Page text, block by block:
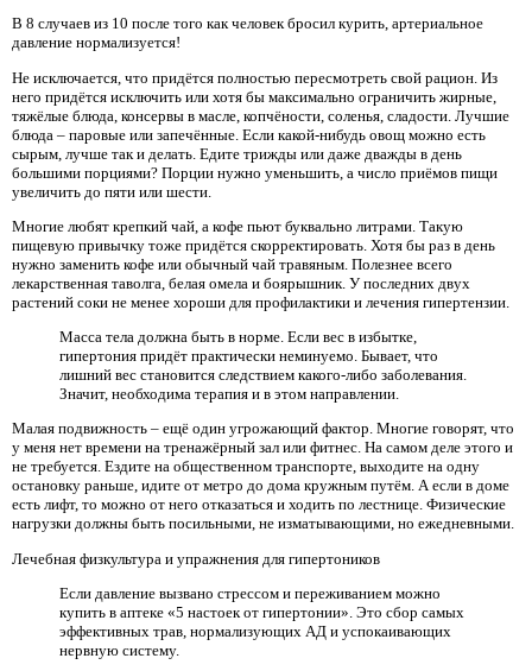
В 8 случаев из 10 после того как человек бросил курить, артериальное
давление нормализуется!
Не исключается, что придётся полностью пересмотреть свой рацион. Из
него придётся исключить или хотя бы максимально ограничить жирные,
тяжёлые блюда, консервы в масле, копчёности, соленья, сладости. Лучшие
блюда – паровые или запечённые. Если какой-нибудь овощ можно есть
сырым, лучше так и делать. Едите трижды или даже дважды в день
большими порциями? Порции нужно уменьшить, а число приёмов пищи
увеличить до пяти или шести.
Многие любят крепкий чай, а кофе пьют буквально литрами. Такую
пищевую привычку тоже придётся скорректировать. Хотя бы раз в день
нужно заменить кофе или обычный чай травяным. Полезнее всего
лекарственная таволга, белая омела и боярышник. У последних двух
растений соки не менее хороши для профилактики и лечения гипертензии.
Масса тела должна быть в норме. Если вес в избытке,
гипертония придёт практически неминуемо. Бывает, что
лишний вес становится следствием какого-либо заболевания.
Значит, необходима терапия и в этом направлении.
Малая подвижность – ещё один угрожающий фактор. Многие говорят, что
у меня нет времени на тренажёрный зал или фитнес. На самом деле этого и
не требуется. Ездите на общественном транспорте, выходите на одну
остановку раньше, идите от метро до дома кружным путём. А если в доме
есть лифт, то можно от него отказаться и ходить по лестнице. Физические
нагрузки должны быть посильными, не изматывающими, но ежедневными.
Лечебная физкультура и упражнения для гипертоников
Если давление вызвано стрессом и переживанием можно
купить в аптеке «5 настоек от гипертонии». Это сбор самых
эффективных трав, нормализующих АД и успокаивающих
нервную систему.